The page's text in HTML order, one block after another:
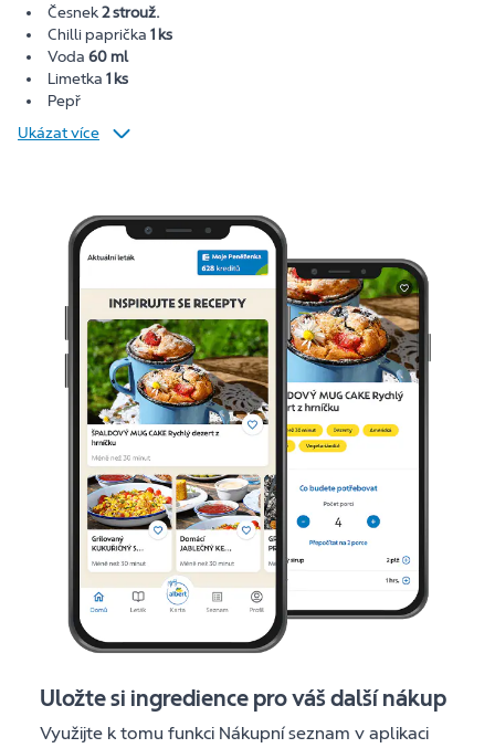
Česnek2 strouž.
Chilli paprička 1 ks
Voda 60 ml
Limetka 1 ks
Pepř
Ukázat více
Uložte si ingredience pro váš další nákup
Využijte k tomu funkci Nákupní seznam v aplikaci